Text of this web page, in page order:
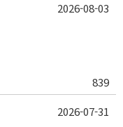
839
2026-08-03
2026-07-31